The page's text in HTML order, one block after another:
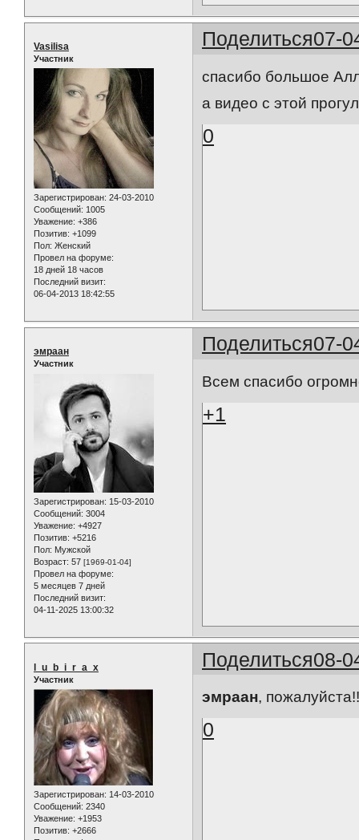
Поделиться07-
Vasilisa
Участник
Зарегистрирован: 24-03-2010
Сообщений: 1005
Уважение: +386
Позитив: +1099
Пол: Женский
Провел на форуме:
18 дней 18 часов
Последний визит:
06-04-2013 18:42:55
спасибо большое
а видео с этой
0
Поделиться07-
эмраан
Участник
Зарегистрирован: 15-03-2010
Сообщений: 3004
Уважение: +4927
Позитив: +5216
Пол: Мужской
Возраст: 57 [1969-01-04]
Провел на форуме:
5 месяцев 7 дней
Последний визит:
04-11-2025 13:00:32
Всем спасибо
+1
Поделиться08-
l_u_b_i_r_a_x
Участник
Зарегистрирован: 14-03-2010
Сообщений: 2340
Уважение: +1953
Позитив: +2666
эмраан,
0